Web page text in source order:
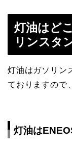
灯油はど
リンスタ
灯油はガソリン
ておりますので
灯油は